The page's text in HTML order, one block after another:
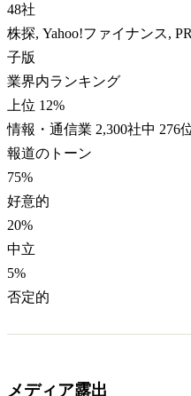
48社
株探, Yahoo!ファイナンス,
子版
業界内ランキング
上位 12%
情報・通信業 2,300社中 276
報道のトーン
75%
好意的
20%
中立
5%
否定的
メディア露出